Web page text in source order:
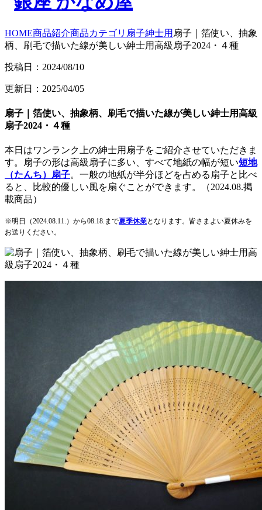
HOME商品紹介商品カテゴリ 扇子紳士用 扇子｜箔使い、抽象
柄、刷毛で描いた線が美しい紳士用高級扇子2024・４種
投稿日：2024/08/10
更新日：2025/04/05
扇子｜箔使い、抽象柄、刷毛で描いた線が美しい紳士用高級
扇子2024・４種
本日はワンランク上の紳士用扇子をご紹介させていただきま
す。扇子の形は高級扇子に多い、すべて地紙の幅が短い短地
（たんち）扇子。一般の地紙が半分ほどを占める扇子と比べ
ると、比較的優しい風を扇ぐことができます。（2024.08.掲
載商品）
※明日（2024.08.11.）から08.18.まで夏季休業となります。皆さまよい夏休みを
お送りください。